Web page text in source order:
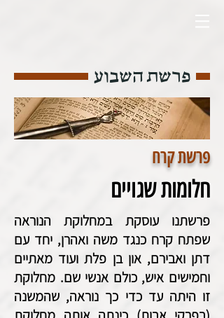
פרשת השבוע
פרשת קרח
חלומות שגויים
פרשתנו עוסקת במחלוקת הנוראה
שפתח קרח כנגד משה ואהרן, יחד עם
דתן ואבירם, און בן פלת ועוד מאתיים
וחמישים איש, כולם אנשי שם. מחלוקת
זו היתה עד כדי כך נוראה, שהמשנה